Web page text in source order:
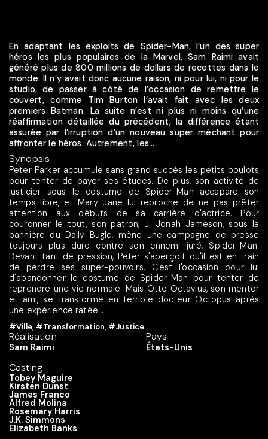
En adaptant les exploits de Spider-Man, l’un des super
héros les plus populaires de la Marvel, Sam Raimi avait
généré plus de 800 millions de dollars de recettes dans le
monde. Il n’y avait donc aucune raison, ni pour lui, ni pour le
studio, de passer à côté de l’occasion de remettre le
couvert, comme Tim Burton l’avait fait avec les deux
premiers Batman. La suite n’est ni plus ni moins qu’une
réaffirmation détaillée du précédent, la différence étant
assurée par l’irruption d’un nouveau super méchant pour
affronter le héros. Autrement, les...
Synopsis
Peter Parker accumule sans grand succès les petits boulots
pour tenter de payer ses études. De plus, son activité de
justicier sous le costume de Spider-Man accapare son
temps libre, et Mary Jane lui reproche de ne pas prêter
attention aux débuts de sa carrière d'actrice. Pour
couronner le tout, son patron, J. Jonah Jameson, sous la
bannière du Daily Bugle, mène une campagne de presse
toujours plus dure contre son ennemi juré, Spider-Man.
Devant tant de pression, Peter s'aperçoit qu'il est en train
de perdre ses super-pouvoirs. C'est l'occasion pour lui
d'abandonner le costume de Spider-Man pour tenter de
reprendre une vie normale. Mais Otto Octavius, son mentor
et ami, se transforme en terrible docteur Octopus après
une expérience ratée...
#Ville, #Transformation, #Justice
Réalisation
Sam Raimi
Casting
Tobey Maguire
Kirsten Dunst
James Franco
Alfred Molina
Rosemary Harris
J.K. Simmons
Elizabeth Banks
Pays
États-Unis